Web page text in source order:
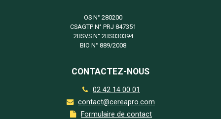
OS N° 280200
CSAGTP N° PRJ 847351
2BSVS N° 2BS030394
BIO N° 889/2008
CONTACTEZ-NOUS
02 42 14 00 01
contact@cereapro.com
Formulaire de contact